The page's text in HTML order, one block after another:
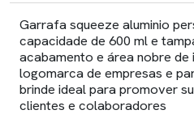
Garrafa squeeze aluminio
capacidade de 600 ml e
acabamento e área nobre de
logomarca de empresas e
brinde ideal para promover
clientes e colaboradores